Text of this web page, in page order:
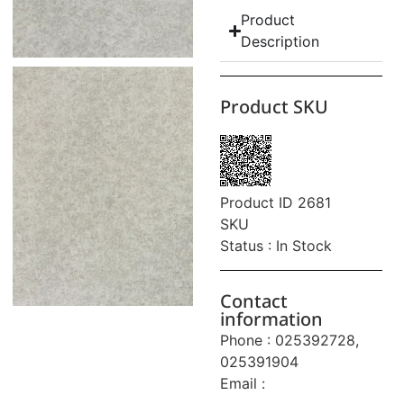
Product
Description
Product SKU
Product ID 2681
SKU
Status : In Stock
Contact
information
Phone : 025392728,
025391904
Email :